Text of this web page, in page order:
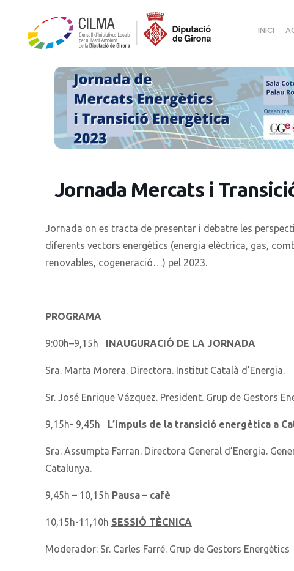
INICI
Jornada Mercats i
Jornada on es tracta de presentar i debatre les
diferents vectors energètics (energia elèctrica, gas,
renovables, cogeneració…) pel 2023.
PROGRAMA
9:00h–9,15h INAUGURACIÓ DE LA JORNADA
Sra. Marta Morera. Directora. Institut Català d’Energia.
Sr. José Enrique Vázquez. President. Grup de Gestors
9,15h- 9,45h L’impuls de la transició energètica a
Sra. Assumpta Farran. Directora General d’Energia.
Catalunya.
9,45h – 10,15h Pausa – cafè
10,15h-11,10h SESSIÓ TÈCNICA
Moderador: Sr. Carles Farré. Grup de Gestors Energètics